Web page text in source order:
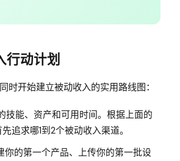
行动计划
时开始建立被动收入的实用路线图：
技能、资产和可用时间。根据上面的
追求哪1到2个被动收入渠道。
你的第一个产品、上传你的第一批设